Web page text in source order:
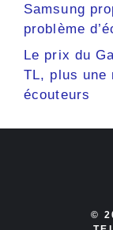
Samsung
problème
Le prix du
TL, plus une
écouteurs
©